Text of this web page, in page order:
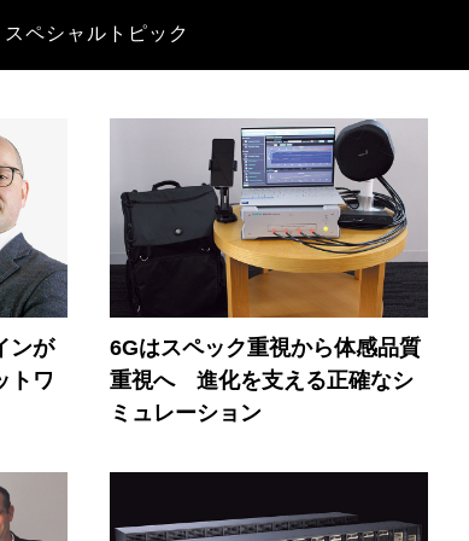
スペシャルトピック
ンが
トワ
6Gはスペック重視から体感品質
重視へ 進化を支える正確なシ
ミュレーション